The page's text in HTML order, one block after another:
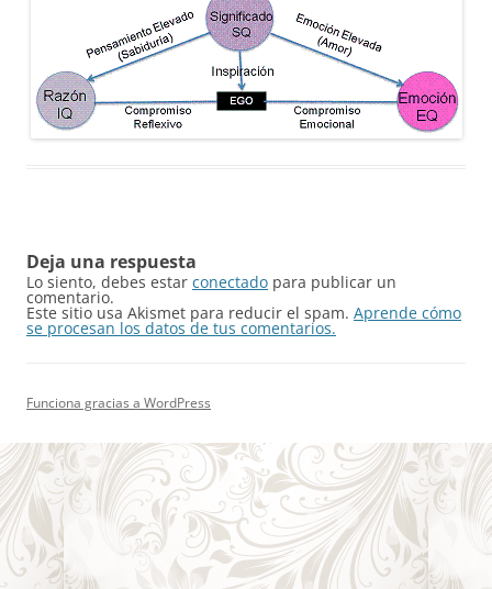
Deja una respuesta
Lo siento, debes estar conectado para publicar un
comentario.
Este sitio usa Akismet para reducir el spam. Aprende cómo
se procesan los datos de tus comentarios.
Funciona gracias a WordPress